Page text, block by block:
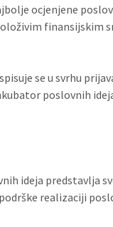
ocjenjene
finansijskim
se u svrhu
poslovnih
ideja predstavlja
realizaciji